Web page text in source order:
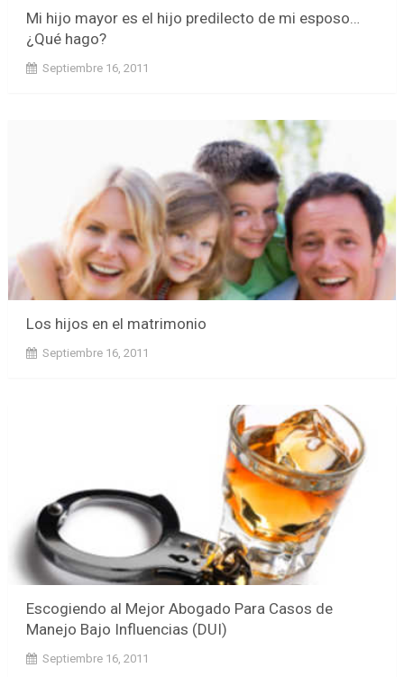
Mi hijo mayor es el hijo predilecto de mi esposo…
¿Qué hago?
Septiembre 16, 2011
Los hijos en el matrimonio
Septiembre 16, 2011
Escogiendo al Mejor Abogado Para Casos de
Manejo Bajo Influencias (DUI)
Septiembre 16, 2011